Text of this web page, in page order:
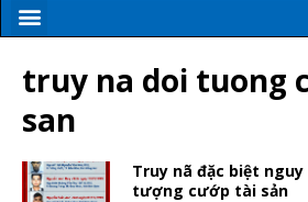
truy na doi tuong
san
Truy nã đặc biệt
tượng cướp tài sản